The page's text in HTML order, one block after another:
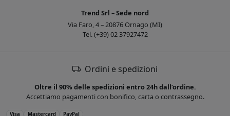
Trend Srl – Sede nord
Via Faro, 4 – 20876 Ornago (MI)
Tel. (+39) 02 37927472
Ordini e spedizioni
Oltre il 90% delle spedizioni entro 24h dall’ordine.
Accettiamo pagamenti con bonifico, carta o contrassegno.
Visa Mastercard PayPal